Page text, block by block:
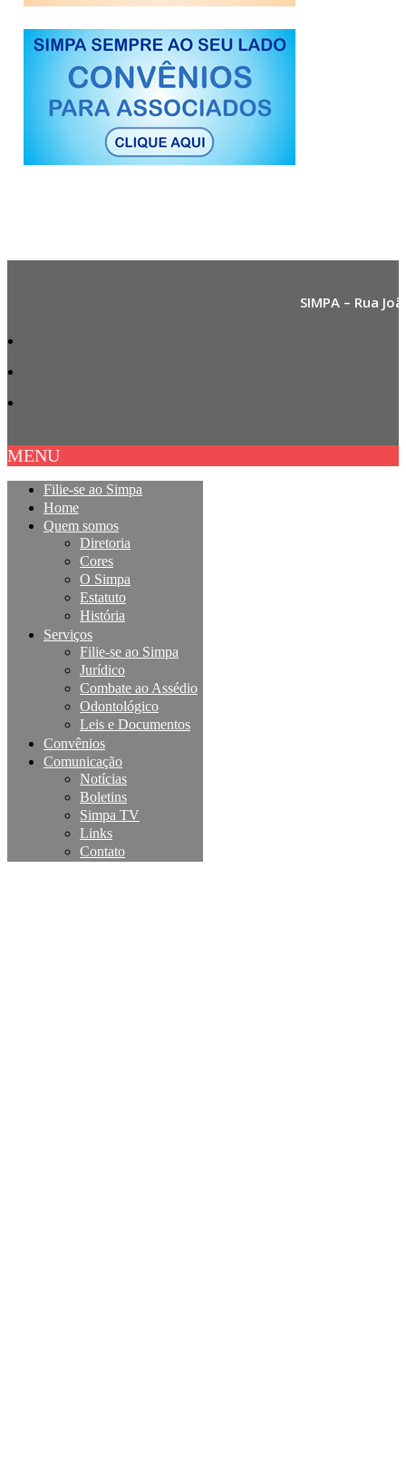
SIMPA – Rua
MENU
Filie-se ao Simpa
Home
Quem somos
Diretoria
Cores
O Simpa
Estatuto
História
Serviços
Filie-se ao Simpa
Jurídico
Combate ao Assédio
Odontológico
Leis e Documentos
Convênios
Comunicação
Notícias
Boletins
Simpa TV
Links
Contato